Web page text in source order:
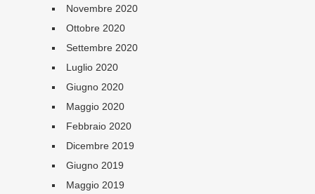
Novembre 2020
Ottobre 2020
Settembre 2020
Luglio 2020
Giugno 2020
Maggio 2020
Febbraio 2020
Dicembre 2019
Giugno 2019
Maggio 2019